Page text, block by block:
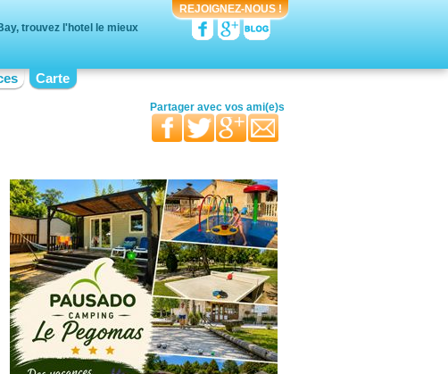
trouvez l'hotel le mieux
REJOIGNEZ-NOUS !
Carte
Partager avec
vos ami(e)s
votre famille